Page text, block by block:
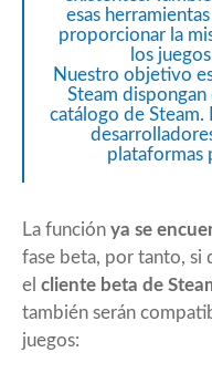
esas
proporcionar la
los
Nuestro objetivo
Steam dispongan
catálogo de Steam.
plataformas
La función ya se
fase beta, por tanto, si
el cliente beta de
también serán
juegos: